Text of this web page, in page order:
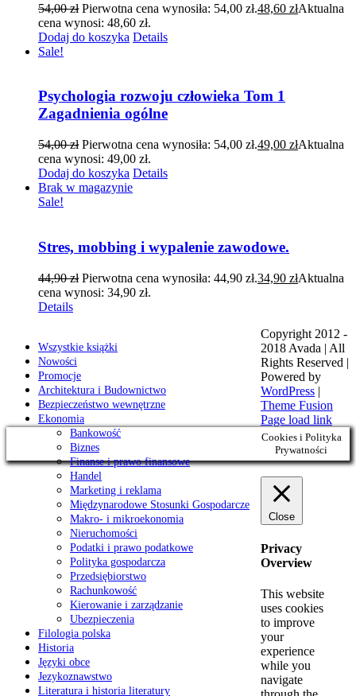
54,00zł Pierwotna cena wynosiła: 54,00 zł.48,60 złAktualna
cena wynosi: 48,60 zł.
Dodaj do koszyka Details
Sale!
Psychologia rozwoju człowieka Tom 1
Zagadnienia ogólne
54,00zł Pierwotna cena wynosiła: 54,00 zł.49,00 złAktualna
cena wynosi: 49,00 zł.
Dodaj do koszyka Details
Brak w magazynie
Sale!
Stres, mobbing i wypalenie zawodowe.
44,90zł Pierwotna cena wynosiła: 44,90 zł.34,90 złAktualna
cena wynosi: 34,90 zł.
Details
Wszystkie książki
Nowości
Promocje
Architektura i Budownictwo
Bezpieczeństwo wewnętrzne
Ekonomia
Bankowość
Biznes
Finanse i prawo finansowe
Handel
Marketing i reklama
Międzynarodowe Stosunki Gospodarcze
Makro- i mikroekonomia
Nieruchomości
Podatki i prawo podatkowe
Polityka gospodarcza
Przedsiębiorstwo
Rachunkowość
Kierowanie i zarządzanie
Ubezpieczenia
Filologia polska
Historia
Języki obce
Jezykoznawstwo
Literatura i historia literatury
Copyright 2012 -
2018 Avada | All
Rights Reserved |
Powered by
WordPress |
Theme Fusion
Page load link
Cookies i Polityka
Prywatności
Close
Privacy
Overview
This website
uses cookies
to improve
your
experience
while you
navigate